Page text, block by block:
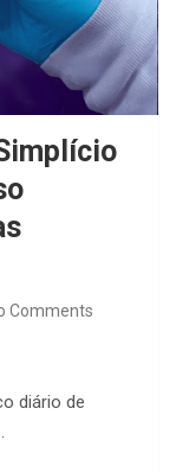
Comments
diário de